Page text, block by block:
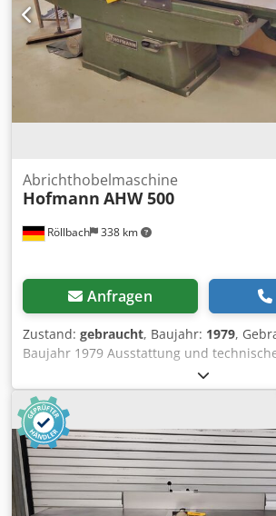
Röllbach 338 km
Abrichthobelmaschine
Hofmann AHW 500
Anfragen
Zustand: gebraucht, Baujahr: 1979,
Baujahr 1979 Ausstattung und
Nmxepfx Acysk - Breite Abrichttisch: 500
Abrichttisch: 2.650 mm - Messerwelle: 2x
Streifenhobelmesser - Motor: 3 kW -
schrägstellbar Maschine hat keine
deshalb nur als Ersatzteilträger verkauft
Verfügbarkeit: kurzfristig Standort: